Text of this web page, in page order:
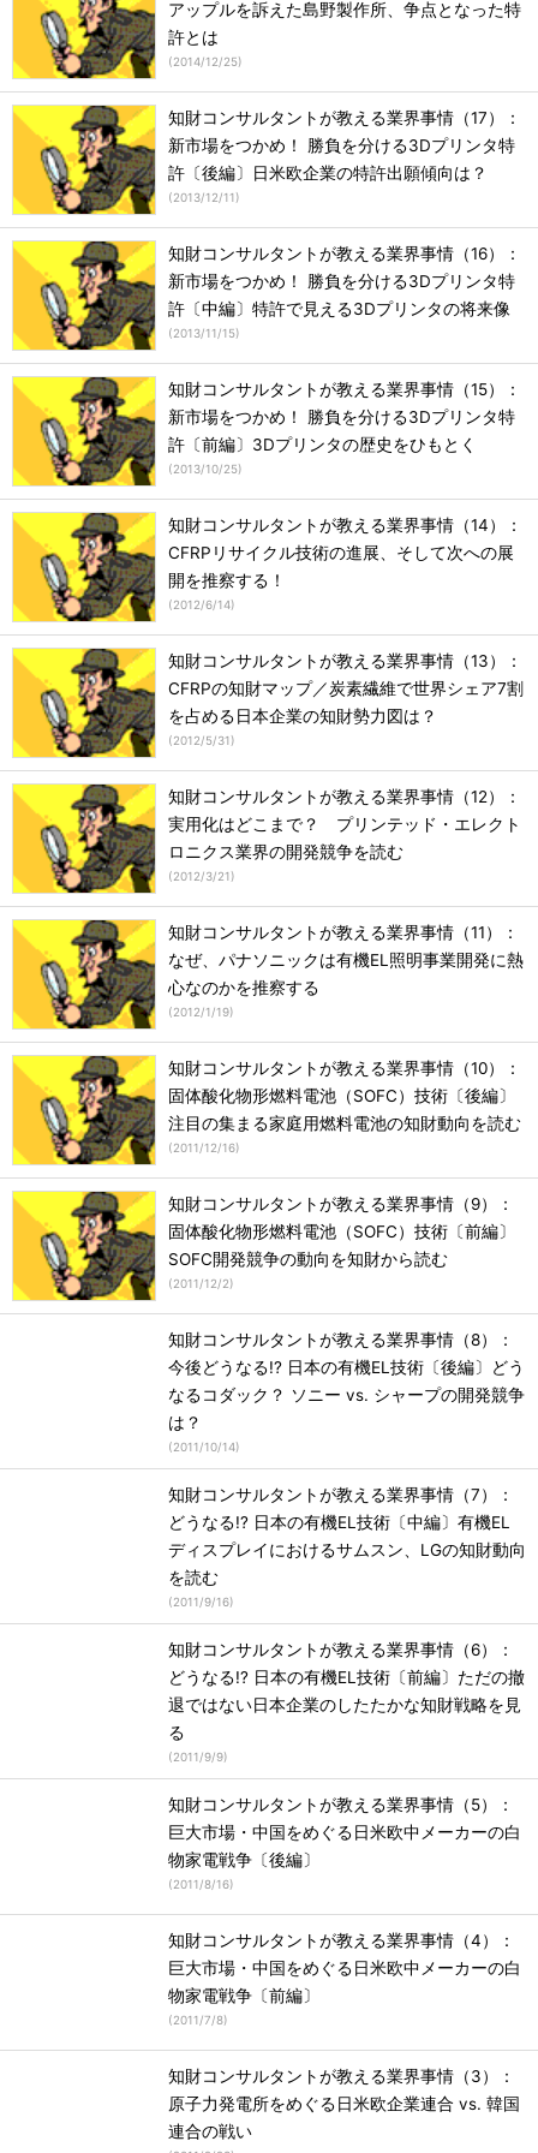
アップルを訴えた島野製作所、争点となった特
許とは
(2014/12/25)
知財コンサルタントが教える業界事情（17）：
新市場をつかめ！ 勝負を分ける3Dプリンタ特
許〔後編〕日米欧企業の特許出願傾向は？
(2013/12/11)
知財コンサルタントが教える業界事情（16）：
新市場をつかめ！ 勝負を分ける3Dプリンタ特
許〔中編〕特許で見える3Dプリンタの将来像
(2013/11/15)
知財コンサルタントが教える業界事情（15）：
新市場をつかめ！ 勝負を分ける3Dプリンタ特
許〔前編〕3Dプリンタの歴史をひもとく
(2013/10/25)
知財コンサルタントが教える業界事情（14）：
CFRPリサイクル技術の進展、そして次への展
開を推察する！
(2012/6/14)
知財コンサルタントが教える業界事情（13）：
CFRPの知財マップ／炭素繊維で世界シェア7割
を占める日本企業の知財勢力図は？
(2012/5/31)
知財コンサルタントが教える業界事情（12）：
実用化はどこまで？ プリンテッド・エレクト
ロニクス業界の開発競争を読む
(2012/3/21)
知財コンサルタントが教える業界事情（11）：
なぜ、パナソニックは有機EL照明事業開発に熱
心なのかを推察する
(2012/1/19)
知財コンサルタントが教える業界事情（10）：
固体酸化物形燃料電池（SOFC）技術〔後編〕
注目の集まる家庭用燃料電池の知財動向を読む
(2011/12/16)
知財コンサルタントが教える業界事情（9）：
固体酸化物形燃料電池（SOFC）技術〔前編〕
SOFC開発競争の動向を知財から読む
(2011/12/2)
知財コンサルタントが教える業界事情（8）：
今後どうなる!? 日本の有機EL技術〔後編〕どう
なるコダック？ ソニー vs. シャープの開発競争
は？
(2011/10/14)
知財コンサルタントが教える業界事情（7）：
どうなる!? 日本の有機EL技術〔中編〕有機EL
ディスプレイにおけるサムスン、LGの知財動向
を読む
(2011/9/16)
知財コンサルタントが教える業界事情（6）：
どうなる!? 日本の有機EL技術〔前編〕ただの撤
退ではない日本企業のしたたかな知財戦略を見
る
(2011/9/9)
知財コンサルタントが教える業界事情（5）：
巨大市場・中国をめぐる日米欧中メーカーの白
物家電戦争〔後編〕
(2011/8/16)
知財コンサルタントが教える業界事情（4）：
巨大市場・中国をめぐる日米欧中メーカーの白
物家電戦争〔前編〕
(2011/7/8)
知財コンサルタントが教える業界事情（3）：
原子力発電所をめぐる日米欧企業連合 vs. 韓国
連合の戦い